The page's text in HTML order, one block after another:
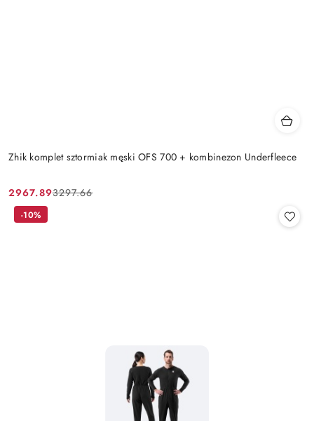
Zhik komplet sztormiak męski OFS 700 + kombinezon Underfleece
Cena
promocyjna:
2967.89
Cena
przed
3297.66
-10%